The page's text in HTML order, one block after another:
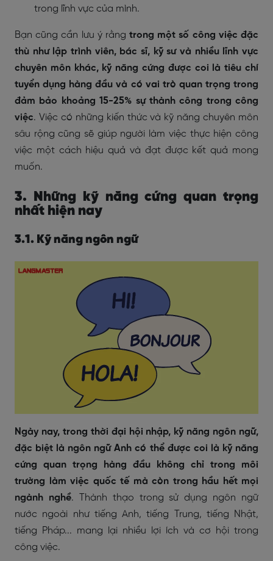
trong lĩnh vực của mình.
Bạn cũng cần lưu ý rằngtrong một số công việc đặc
thù như lập trình viên, bác sĩ, kỹ sư và nhiều lĩnh vực
chuyên môn khác, kỹ năng cứng được coi là tiêu chí
tuyển dụng hàng đầu và có vai trò quan trọng trong
đảm bảo khoảng 15-25% sự thành công trong công
việc. Việc có những kiến thức và kỹ năng chuyên môn
sâu rộng cũng sẽ giúp người làm việc thực hiện công
việc một cách hiệu quả và đạt được kết quả mong
muốn.
3. Những kỹ năng cứng quan trọng
nhất hiện nay
3.1. Kỹ năng ngôn ngữ
Ngày nay, trong thời đại hội nhập, kỹ năng ngôn ngữ,
đặc biệt là ngôn ngữ Anh có thể được coi là kỹ năng
cứng quan trọng hàng đầu không chỉ trong môi
trường làm việc quốc tế mà còn trong hầu hết mọi
ngành nghề. Thành thạo trong sử dụng ngôn ngữ
nước ngoài như tiếng Anh, tiếng Trung, tiếng Nhật,
tiếng Pháp... mang lại nhiều lợi ích và cơ hội trong
công việc.